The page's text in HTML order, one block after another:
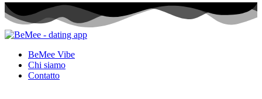
BeMee Vibe
Chi siamo
Contatto